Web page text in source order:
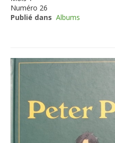
Numéro 26
Publié dans Albums